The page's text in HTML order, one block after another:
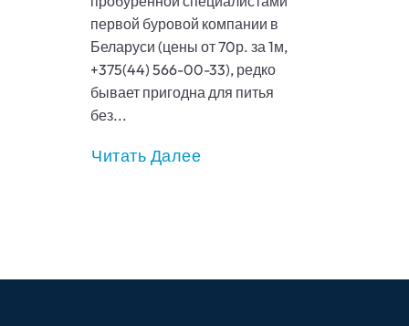
первой буровой компании в
Беларуси (цены от 70р. за 1м,
+375(44) 566-00-33), редко
бывает пригодна для питья
без...
Читать Далее